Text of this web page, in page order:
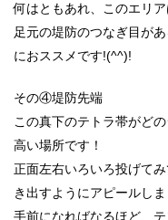
何はともあれ、このエリア
足元の堤防のつなぎ目が
におススメです!(^^)!
その④堤防先端
この真下のテトラ帯がど
高い場所です！
正面左右いろいろ投げて
き出すようにアピールし
手前になればなるほど、